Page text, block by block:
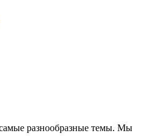
разнообразные темы. Мы